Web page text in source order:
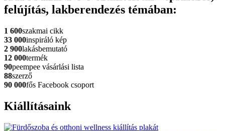
felújítás, lakberendezés témában:
1 600szakmai cikk
33 000inspiráló kép
2 900lakásbemutató
12 000termék
90peempee vásárlási lista
88szerző
90 000fős Facebook csoport
Kiállításaink